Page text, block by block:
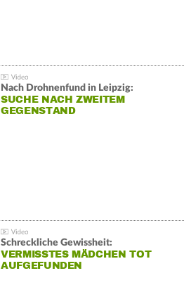
Nach Drohnenfund in Leipzig:
SUCHE NACH ZWEITEM
GEGENSTAND
Schreckliche Gewissheit:
VERMISSTES MÄDCHEN TOT
AUFGEFUNDEN